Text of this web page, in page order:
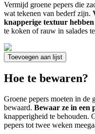
Vermijd groene pepers die
wat tekenen van bederf zijn.
knapperige textuur hebben
te koken of rauw in salades
Toevoegen aan lijst
Hoe te bewaren?
Groene pepers moeten in de
bewaard. Bewaar ze in een
knapperigheid te behouden.
pepers tot twee weken